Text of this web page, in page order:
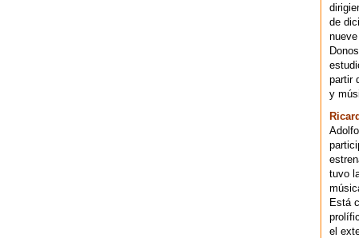
de
partir
y
tuvo
Está
el